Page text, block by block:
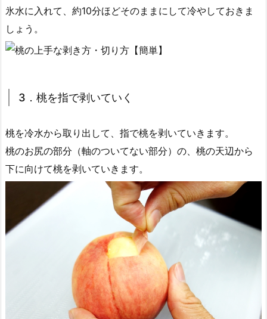
氷水に入れて、約10分ほどそのままにして冷やしておきま
しょう。
3．桃を指で剥いていく
桃を冷水から取り出して、指で桃を剥いていきます。
桃のお尻の部分（軸のついてない部分）の、桃の天辺から
下に向けて桃を剥いていきます。